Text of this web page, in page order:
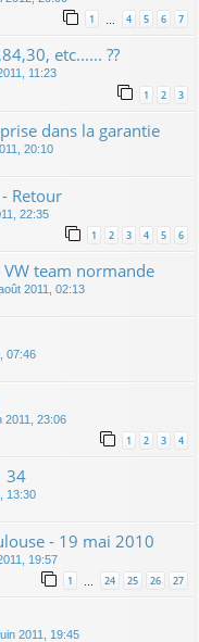
1 … 4 5 6 7
etc...... ??
11:23
1 2 3
dans la garantie
20:10
Retour
22:35
1 2 3 4 5 6
team normande
2011, 02:13
07:46
2011, 23:06
1 2 3 4
34
13:30
- 19 mai 2010
19:57
1 24 25 26 27
2011, 19:45